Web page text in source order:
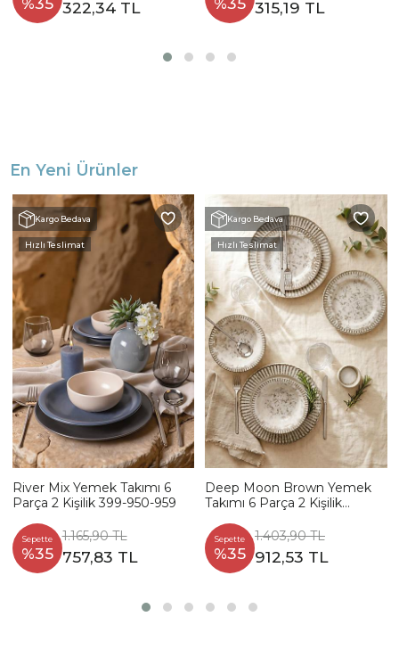
322,34 TL 315,19 TL
En Yeni Ürünler
Kargo Bedava
Hızlı Teslimat
River Mix Yemek Takımı 6
Parça 2 Kişilik 399-950-959
Sepette
%35
1.165,90 TL
757,83 TL
Kargo Bedava
Hızlı Teslimat
Deep Moon Brown Yemek
Takımı 6 Parça 2 Kişilik
Sepette
%35
1.403,90 TL
912,53 TL